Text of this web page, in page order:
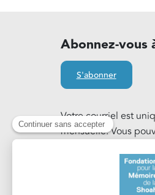
Abonnez-vous
S'abonner
Votre courriel est
mensuelle. Vous
notre Lettre